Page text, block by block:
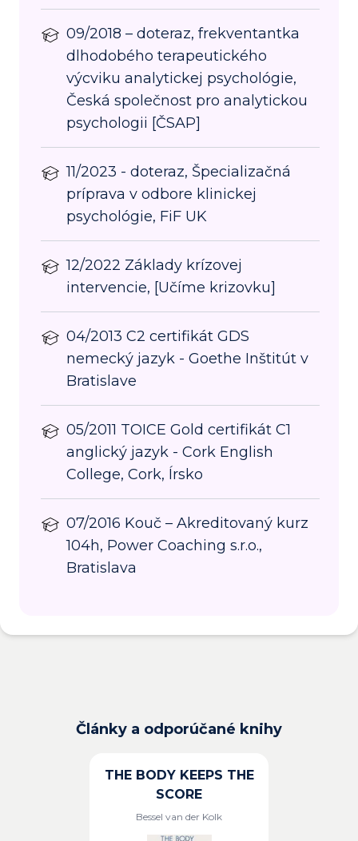
09/2018 – doteraz, frekventantka
dlhodobého terapeutického
výcviku analytickej psychológie,
Česká společnost pro analytickou
psychologii [ČSAP]
11/2023 - doteraz, Špecializačná
príprava v odbore klinickej
psychológie, FiF UK
12/2022 Základy krízovej
intervencie, [Učíme krizovku]
04/2013 C2 certifikát GDS
nemecký jazyk - Goethe Inštitút v
Bratislave
05/2011 TOICE Gold certifikát C1
anglický jazyk - Cork English
College, Cork, Írsko
07/2016 Kouč – Akreditovaný kurz
104h, Power Coaching s.r.o.,
Bratislava
Články a odporúčané knihy
THE BODY KEEPS THE
SCORE
Bessel van der Kolk